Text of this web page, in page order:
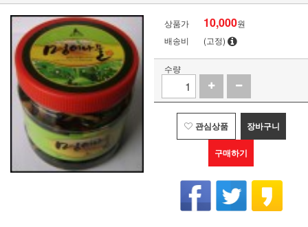
상품가 10,000원
배송비
(고정)
수량
관심상품 장바구니
구매하기